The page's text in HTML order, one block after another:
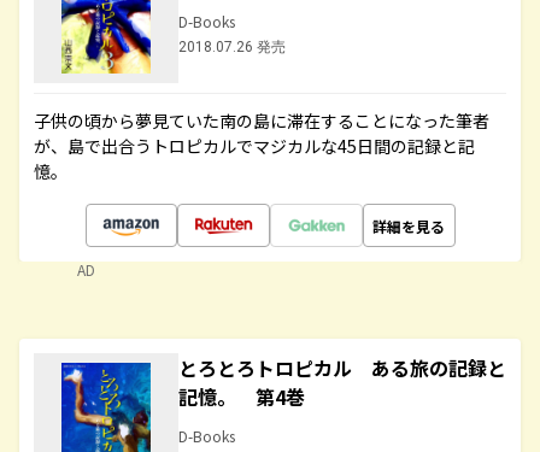
D-Books
2018.07.26 発売
子供の頃から夢見ていた南の島に滞在することになった筆者
が、島で出合うトロピカルでマジカルな45日間の記録と記
憶。
詳細を見る
AD
とろとろトロピカル ある旅の記録と
記憶。 第4巻
D-Books